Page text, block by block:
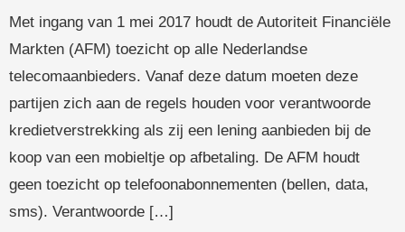
Met ingang van 1 mei 2017 houdt de Autoriteit Financiële
Markten (AFM) toezicht op alle Nederlandse
telecomaanbieders. Vanaf deze datum moeten deze
partijen zich aan de regels houden voor verantwoorde
kredietverstrekking als zij een lening aanbieden bij de
koop van een mobieltje op afbetaling. De AFM houdt
geen toezicht op telefoonabonnementen (bellen, data,
sms). Verantwoorde […]